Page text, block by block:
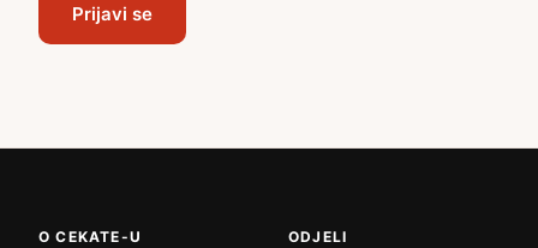
Prijavi se
O CEKATE-U ODJELI